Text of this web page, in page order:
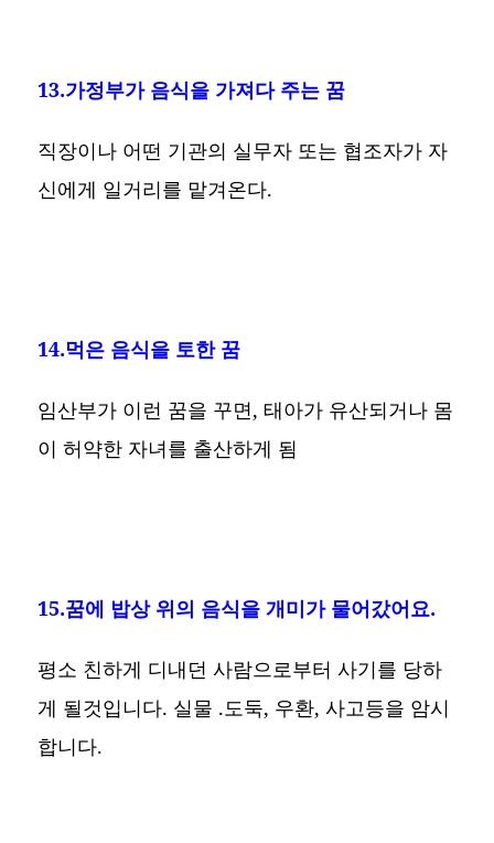
13.가정부가 음식을 가져다 주는 꿈
직장이나 어떤 기관의 실무자 또는 협조자가 자
신에게 일거리를 맡겨온다.
14.먹은 음식을 토한 꿈
임산부가 이런 꿈을 꾸면, 태아가 유산되거나 몸
이 허약한 자녀를 출산하게 됨
15.꿈에 밥상 위의 음식을 개미가 물어갔어요.
평소 친하게 디내던 사람으로부터 사기를 당하
게 될것입니다. 실물 .도둑, 우환, 사고등을 암시
합니다.